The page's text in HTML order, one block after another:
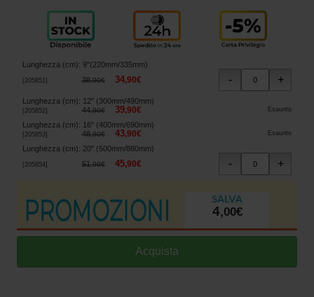
Lunghezza (cm): 9"(220mm/335mm)
205851 ] 38,90€ 34,90€
Lunghezza (cm): 12" (300mm/490mm)
205852] 44,90€ 39,90€ Esaurito
Lunghezza (cm): 16" (400mm/690mm)
205853 ] 48,90€ 43,90€ Esaurito
Lunghezza (cm): 20" (500mm/880mm)
205854] 51,90€ 45,90€
4,00€